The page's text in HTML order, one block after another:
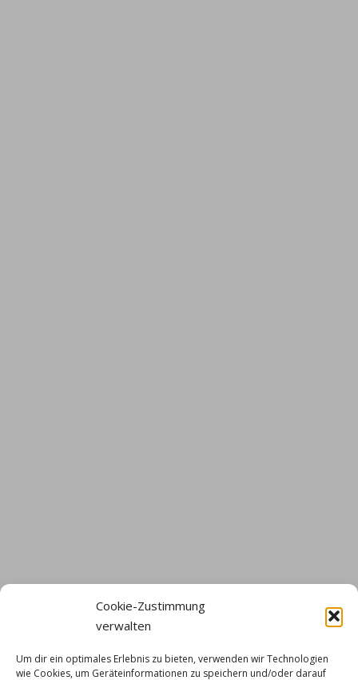
Cookie-Zustimmung
verwalten
Um dir ein optimales Erlebnis zu bieten, verwenden wir Technologien
wie Cookies, um Geräteinformationen zu speichern und/oder darauf